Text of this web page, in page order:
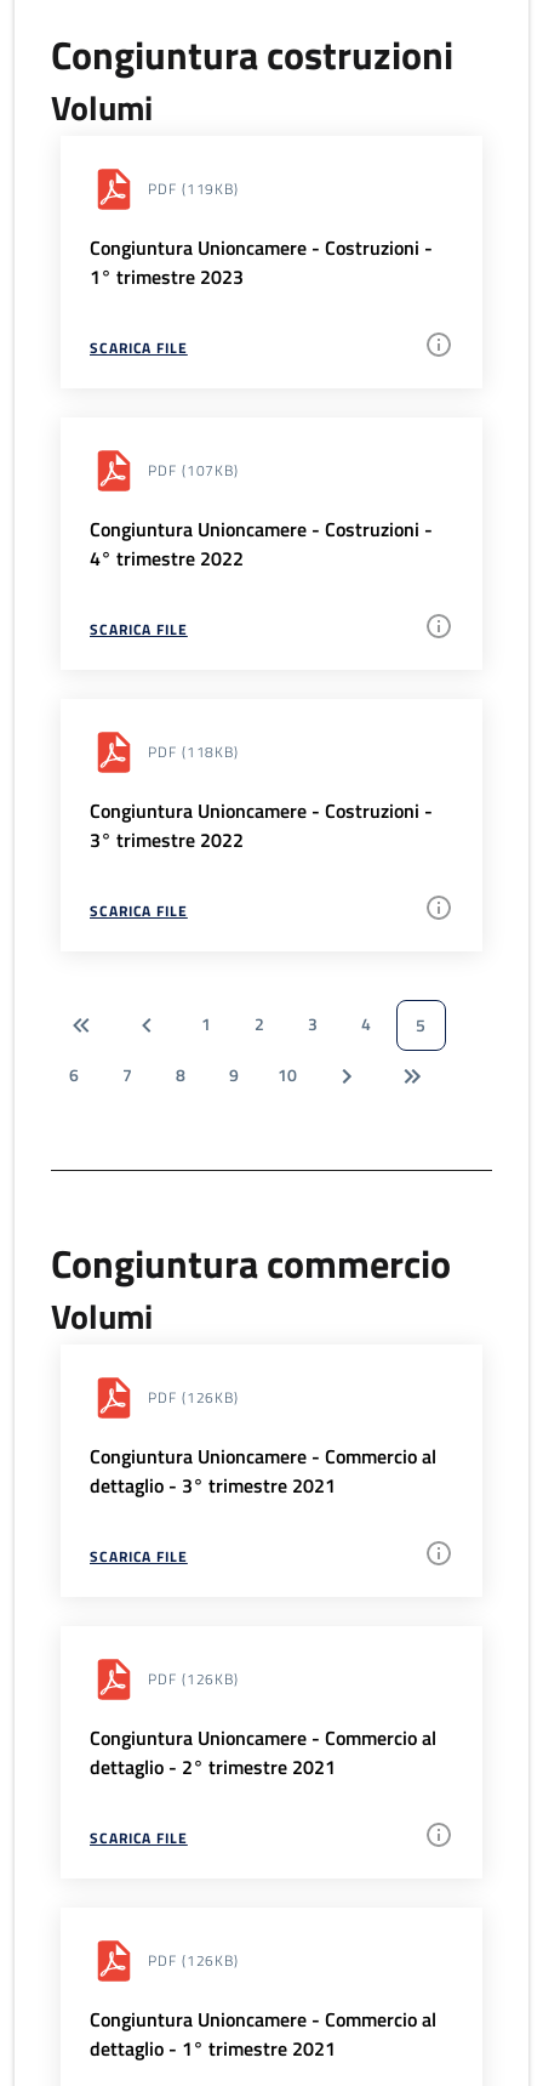
Congiuntura costruzioni
Volumi
PDF (119KB)
Congiuntura Unioncamere - Costruzioni -
1° trimestre 2023
SCARICA FILE
PDF (107KB)
Congiuntura Unioncamere - Costruzioni -
4° trimestre 2022
SCARICA FILE
PDF (118KB)
Congiuntura Unioncamere - Costruzioni -
3° trimestre 2022
SCARICA FILE
1 2 3 4
5
6
7 8 9 10
Congiuntura commercio
Volumi
PDF (126KB)
Congiuntura Unioncamere - Commercio al
dettaglio - 3° trimestre 2021
SCARICA FILE
PDF (126KB)
Congiuntura Unioncamere - Commercio al
dettaglio - 2° trimestre 2021
SCARICA FILE
PDF (126KB)
Congiuntura Unioncamere - Commercio al
dettaglio - 1° trimestre 2021